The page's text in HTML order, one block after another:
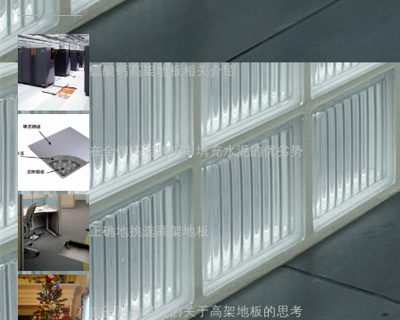
硫酸钙高架地板相关介绍
在全钢高架地板中填充水泥的优劣势
正确地挑选高架地板
由圣诞树引发的关于高架地板的思考